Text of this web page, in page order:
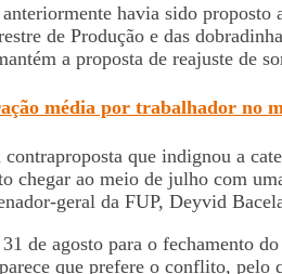
havia sido
de Produção e das
a proposta de reajuste de
média por trabalhador no
que indignou a
ao meio de julho com
geral da FUP, Deyvid
de agosto para o fechamento
que prefere o conflito, pelo